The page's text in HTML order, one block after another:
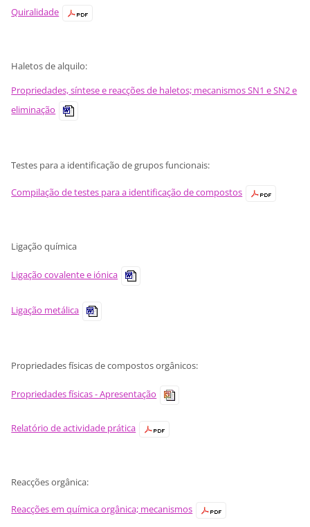
Quiralidade
Haletos de alquilo:
Propriedades, síntese e reacções de haletos; mecanismos SN1 e SN2 e
eliminação
Testes para a identificação de grupos funcionais:
Compilação de testes para a identificação de compostos
Ligação química
Ligação covalente e iónica
Ligação metálica
Propriedades físicas de compostos orgânicos:
Propriedades físicas - Apresentação
Relatório de actividade prática
Reacções orgânica:
Reacções em química orgânica; mecanismos